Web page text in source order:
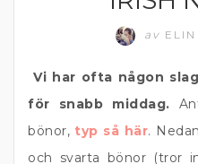
av ELIN
Vi har ofta någon
för snabb middag.
bönor, typ så här.
och svarta bönor (tror